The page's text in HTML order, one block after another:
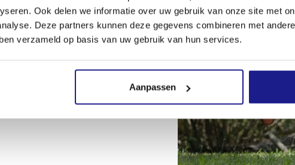
Ook delen we informatie over uw gebruik van onze site met
Deze partners kunnen deze gegevens combineren met
verzameld op basis van uw gebruik van hun services.
Aanpassen